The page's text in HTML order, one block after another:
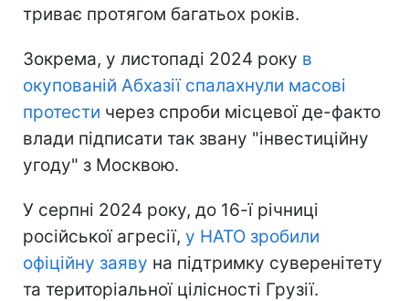
триває протягом багатьох років.
Зокрема, у листопаді 2024 року в
окупованій Абхазії спалахнули масові
протести через спроби місцевої де-факто
влади підписати так звану "інвестиційну
угоду" з Москвою.
У серпні 2024 року, до 16-ї річниці
російської агресії, у НАТО зробили
офіційну заяву на підтримку суверенітету
та територіальної цілісності Грузії.